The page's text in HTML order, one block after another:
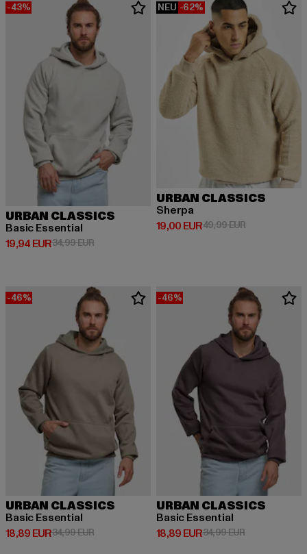
-43%
URBAN CLASSICS
Basic Essential
19,94 EUR
Derzeitiger Preis: 19,94 EUR
34,99 EURAktionspreis: 34,99 EUR
NEU -62%
URBAN CLASSICS
Sherpa
19,00 EUR
Derzeitiger Preis: 19,00 EUR
49,99 EURAktionspreis:
-46%
URBAN CLASSICS
Basic Essential
18,89 EUR
Derzeitiger Preis: 18,89 EUR
34,99 EURAktionspreis: 34,99 EUR
-46%
URBAN CLASSICS
Basic Essential
18,89 EUR
Derzeitiger Preis: 18,89 EUR
34,99 EURAktionspreis: